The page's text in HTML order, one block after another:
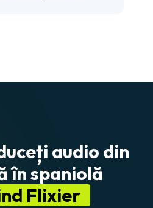
audio din
în spaniolă
Flixier